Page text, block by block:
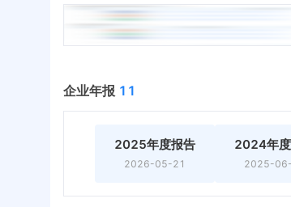
企业年报 11
2025年度报告
2026-05-21
2024年
2025-